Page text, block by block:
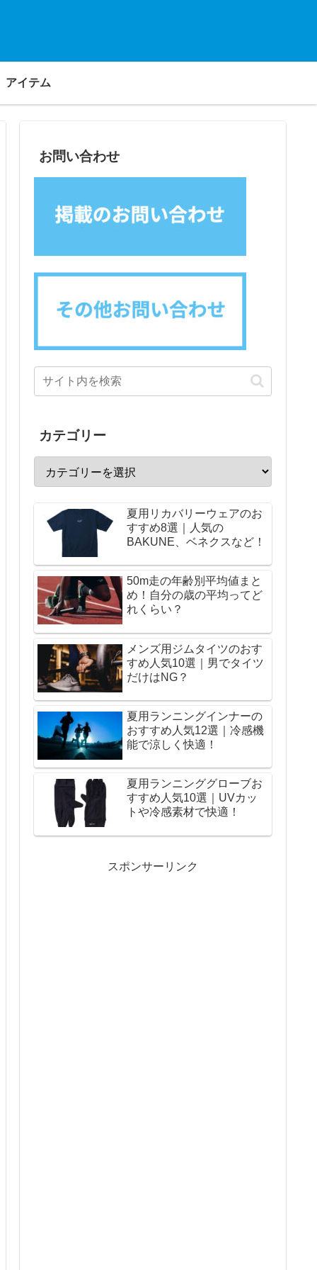
アイテム
お問い合わせ
カテゴリー
夏用リカバリーウェアのお
すすめ8選｜人気の
BAKUNE、ベネクスなど！
50m走の年齢別平均値まと
め！自分の歳の平均ってど
れくらい？
メンズ用ジムタイツのおす
すめ人気10選｜男でタイツ
だけはNG？
夏用ランニングインナーの
おすすめ人気12選｜冷感機
能で涼しく快適！
夏用ランニンググローブお
すすめ人気10選｜UVカッ
トや冷感素材で快適！
スポンサーリンク